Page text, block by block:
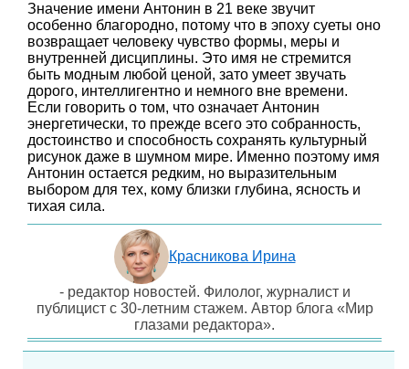
Значение имени Антонин в 21 веке звучит
особенно благородно, потому что в эпоху суеты оно
возвращает человеку чувство формы, меры и
внутренней дисциплины. Это имя не стремится
быть модным любой ценой, зато умеет звучать
дорого, интеллигентно и немного вне времени.
Если говорить о том, что означает Антонин
энергетически, то прежде всего это собранность,
достоинство и способность сохранять культурный
рисунок даже в шумном мире. Именно поэтому имя
Антонин остается редким, но выразительным
выбором для тех, кому близки глубина, ясность и
тихая сила.
Красникова Ирина
- редактор новостей. Филолог, журналист и
публицист с 30-летним стажем. Автор блога «Мир
глазами редактора».